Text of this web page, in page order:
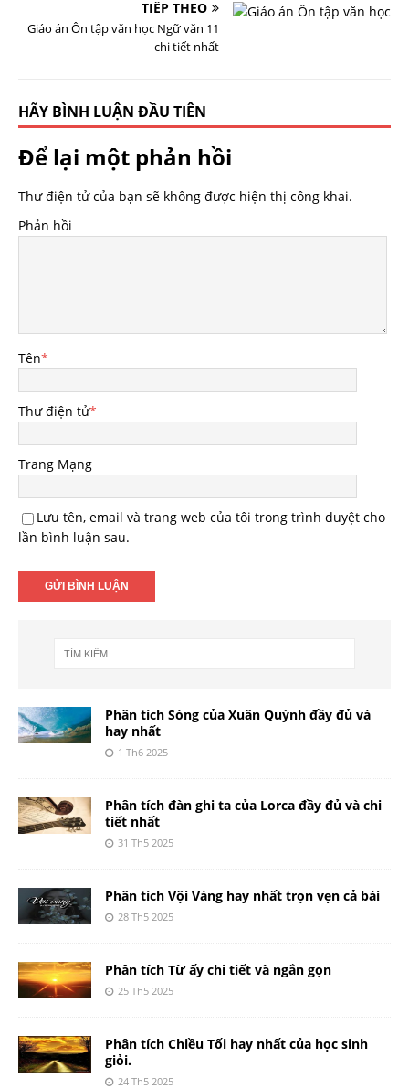
TIẾP THEO
Giáo án Ôn tập văn học Ngữ văn 11
chi tiết nhất
HÃY BÌNH LUẬN ĐẦU TIÊN
Để lại một phản hồi
Thư điện tử của bạn sẽ không được hiện thị công khai.
Phản hồi
Tên*
Thư điện tử*
Trang Mạng
Lưu tên, email và trang web của tôi trong trình duyệt cho
lần bình luận sau.
Phân tích Sóng của Xuân Quỳnh đầy đủ và
hay nhất
1 Th6 2025
Phân tích đàn ghi ta của Lorca đầy đủ và chi
tiết nhất
31 Th5 2025
Phân tích Vội Vàng hay nhất trọn vẹn cả bài
28 Th5 2025
Phân tích Từ ấy chi tiết và ngắn gọn
25 Th5 2025
Phân tích Chiều Tối hay nhất của học sinh
giỏi.
24 Th5 2025